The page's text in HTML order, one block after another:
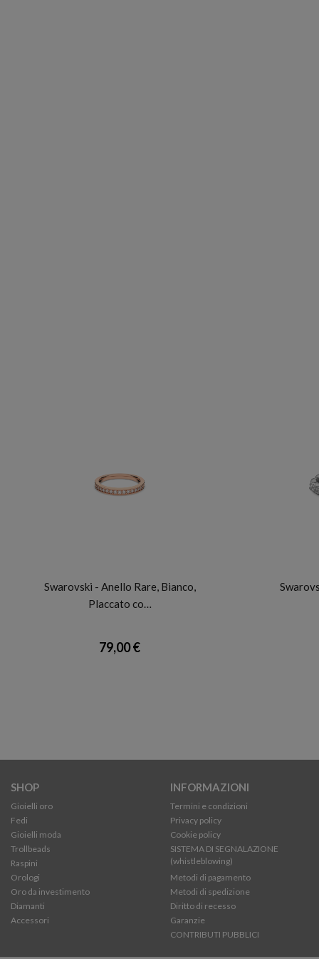
Swarovski - Anello Rare, Bianco,
Placcato co…
79,00 €
SHOP
Gioielli oro
Fedi
Gioielli moda
Trollbeads
Raspini
Orologi
Oro da investimento
Diamanti
Accessori
INFORMAZIONI
Termini e condizioni
Privacy policy
Cookie policy
SISTEMA DI SEGNALAZIONE
(whistleblowing)
Metodi di pagamento
Metodi di spedizione
Diritto di recesso
Garanzie
CONTRIBUTI PUBBLICI